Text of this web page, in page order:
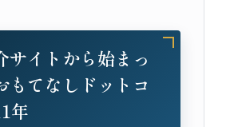
サイトから始まっ
もてなしドットコ
年